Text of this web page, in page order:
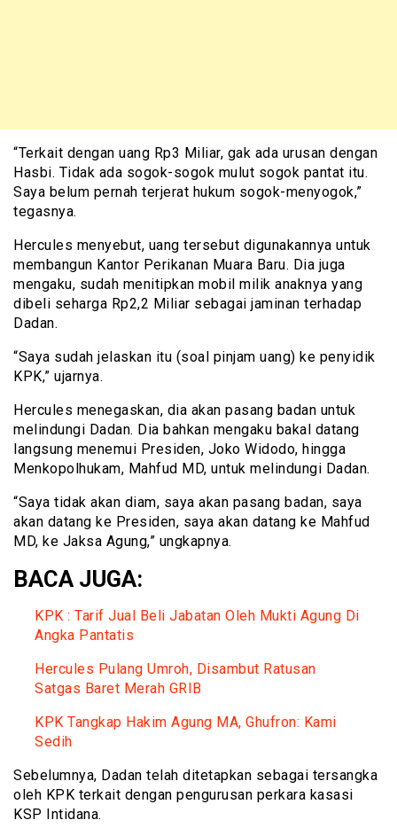
“Terkait dengan uang Rp3 Miliar, gak ada urusan dengan
Hasbi. Tidak ada sogok-sogok mulut sogok pantat itu.
Saya belum pernah terjerat hukum sogok-menyogok,”
tegasnya.
Hercules menyebut, uang tersebut digunakannya untuk
membangun Kantor Perikanan Muara Baru. Dia juga
mengaku, sudah menitipkan mobil milik anaknya yang
dibeli seharga Rp2,2 Miliar sebagai jaminan terhadap
Dadan.
“Saya sudah jelaskan itu (soal pinjam uang) ke penyidik
KPK,” ujarnya.
Hercules menegaskan, dia akan pasang badan untuk
melindungi Dadan. Dia bahkan mengaku bakal datang
langsung menemui Presiden, Joko Widodo, hingga
Menkopolhukam, Mahfud MD, untuk melindungi Dadan.
“Saya tidak akan diam, saya akan pasang badan, saya
akan datang ke Presiden, saya akan datang ke Mahfud
MD, ke Jaksa Agung,” ungkapnya.
BACA JUGA:
KPK : Tarif Jual Beli Jabatan Oleh Mukti Agung Di
Angka Pantatis
Hercules Pulang Umroh, Disambut Ratusan
Satgas Baret Merah GRIB
KPK Tangkap Hakim Agung MA, Ghufron: Kami
Sedih
Sebelumnya, Dadan telah ditetapkan sebagai tersangka
oleh KPK terkait dengan pengurusan perkara kasasi
KSP Intidana.